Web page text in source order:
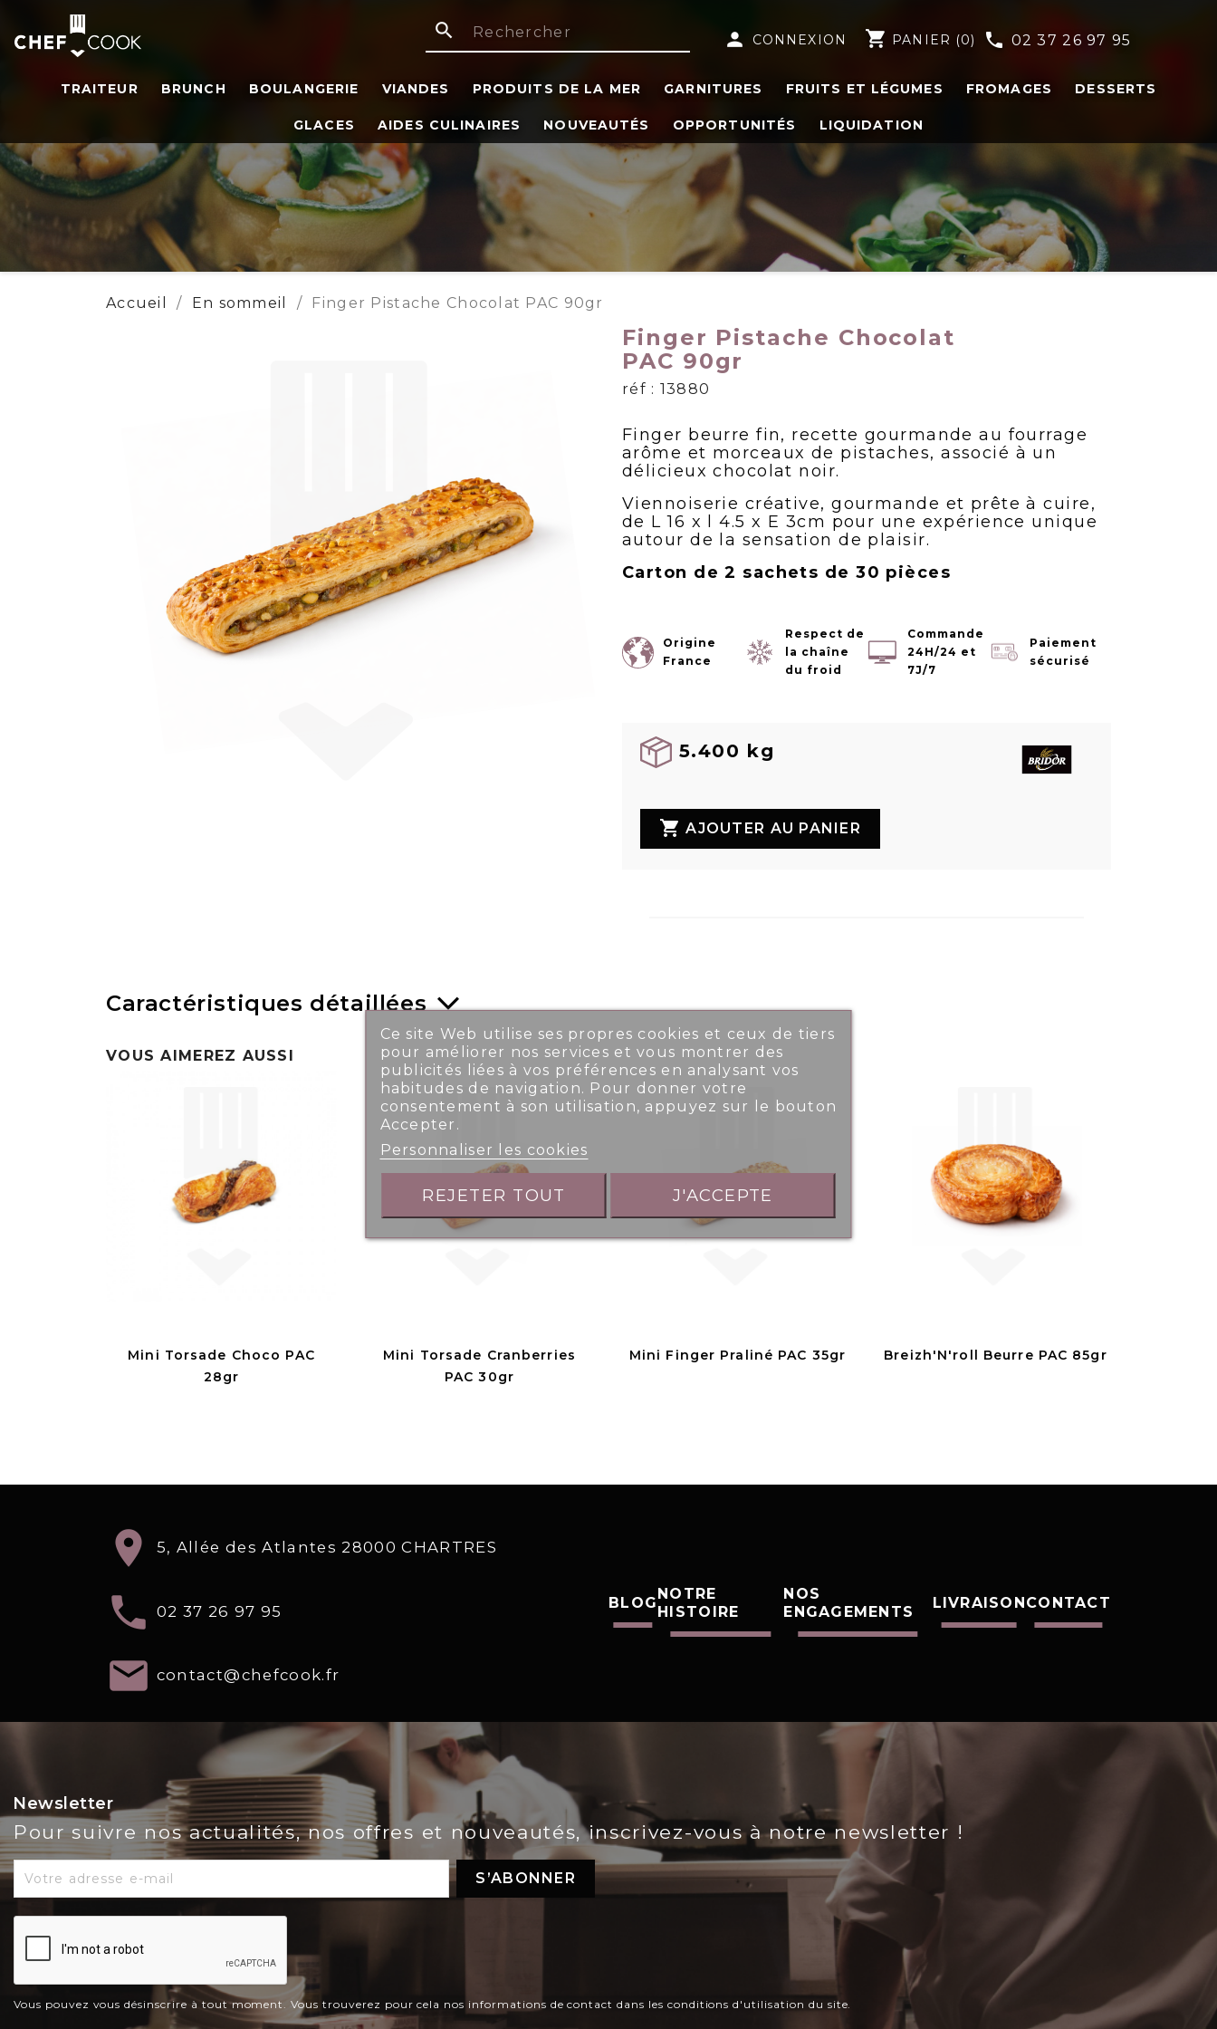
search person CONNEXION shopping_cart PANIER (0) phone 02 37 26 97 95
TRAITEUR BRUNCH BOULANGERIE VIANDES PRODUITS DE LA MER GARNITURES FRUITS ET LÉGUMES FROMAGES DESSERTS
GLACES AIDES CULINAIRES NOUVEAUTÉS OPPORTUNITÉS LIQUIDATION
Accueil En sommeil Finger Pistache Chocolat PAC 90gr
Finger Pistache Chocolat
PAC 90gr
réf : 13880
Finger beurre fin, recette gourmande au fourrage
arôme et morceaux de pistaches, associé à un
délicieux chocolat noir.
Viennoiserie créative, gourmande et prête à cuire,
de L 16 x l 4.5 x E 3cm pour une expérience unique
autour de la sensation de plaisir.
Carton de 2 sachets de 30 pièces
Origine
France
Respect de
la chaîne
du froid
Commande
24H/24 et
7J/7
Paiement
sécurisé
5.400 kg
 AJOUTER AU PANIER
Caractéristiques détaillées
VOUS AIMEREZ AUSSI
Mini Torsade Choco PAC
28gr
Mini Torsade Cranberries
PAC 30gr
Mini Finger Praliné PAC 35gr Breizh'N'roll Beurre PAC 85gr
location_on 5, Allée des Atlantes 28000 CHARTRES
local_phone 02 37 26 97 95
email contact@chefcook.fr
BLOG
NOTRE
HISTOIRE
NOS
ENGAGEMENTS
LIVRAISONCONTACT
Newsletter
Pour suivre nos actualités, nos offres et nouveautés, inscrivez-vous à notre newsletter !
Vous pouvez vous désinscrire à tout moment. Vous trouverez pour cela nos informations de contact dans les conditions d'utilisation du site.
Ce site Web utilise ses propres cookies et ceux de tiers
pour améliorer nos services et vous montrer des
publicités liées à vos préférences en analysant vos
habitudes de navigation. Pour donner votre
consentement à son utilisation, appuyez sur le bouton
Accepter.
Personnaliser les cookies
REJETER TOUT J'ACCEPTE